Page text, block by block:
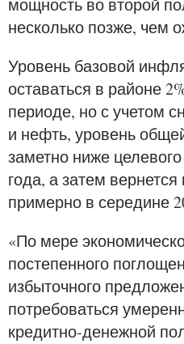
мощность во второй
несколько позже, чем
Уровень базовой
оставаться в районе
периоде, но с учетом
и нефть, уровень
заметно ниже
года, а затем
примерно в середине
«По мере
постепенного
избыточного
потребоваться
кредитно-денежной